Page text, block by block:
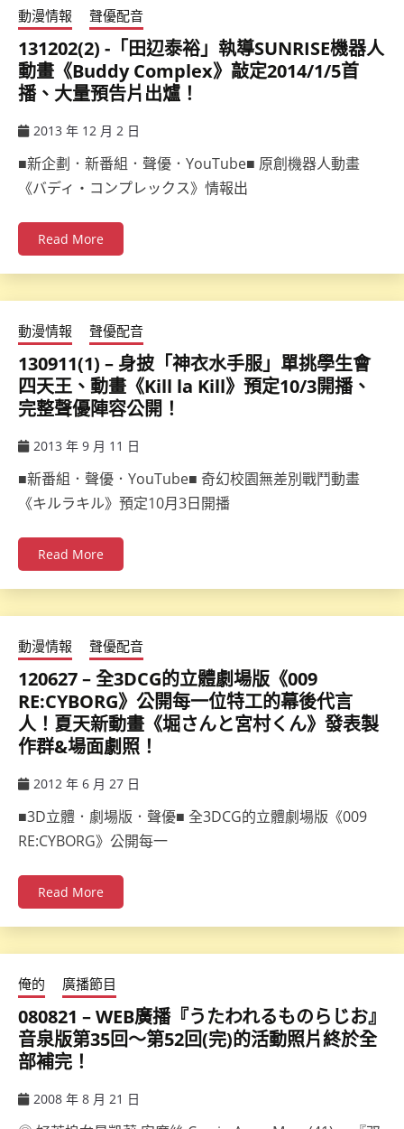
動漫情報 聲優配音
131202(2) -「田辺泰裕」執導SUNRISE機器人
動畫《Buddy Complex》敲定2014/1/5首
播、大量預告片出爐！
2013 年 12 月 2 日
■新企劃．新番組．聲優．YouTube■ 原創機器人動畫
《バディ・コンプレックス》情報出
Read More
動漫情報 聲優配音
130911(1) – 身披「神衣水手服」單挑學生會
四天王、動畫《Kill la Kill》預定10/3開播、
完整聲優陣容公開！
2013 年 9 月 11 日
■新番組．聲優．YouTube■ 奇幻校園無差別戰鬥動畫
《キルラキル》預定10月3日開播
Read More
動漫情報 聲優配音
120627 – 全3DCG的立體劇場版《009
RE:CYBORG》公開每一位特工的幕後代言
人！夏天新動畫《堀さんと宮村くん》發表製
作群&場面劇照！
2012 年 6 月 27 日
■3D立體．劇場版．聲優■ 全3DCG的立體劇場版《009
RE:CYBORG》公開每一
Read More
俺的 廣播節目
080821 – WEB廣播『うたわれるものらじお』
音泉版第35回～第52回(完)的活動照片終於全
部補完！
2008 年 8 月 21 日